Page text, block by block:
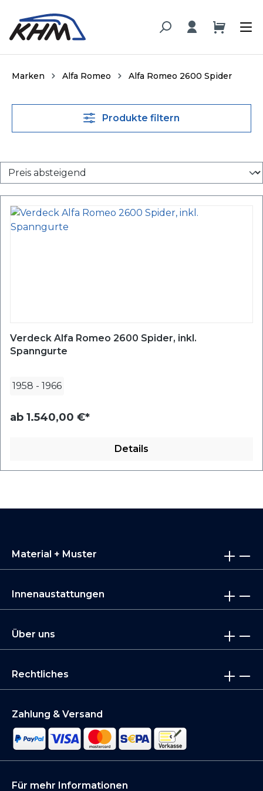
springen
Marken Alfa Romeo Alfa Romeo 2600 Spider
Produkte filtern
Verdeck Alfa Romeo 2600 Spider, inkl.
Spanngurte
1958 - 1966
ab 1.540,00 €*
Details
Material + Muster
Innenaustattungen
Über uns
Rechtliches
Zahlung & Versand
Für mehr Informationen